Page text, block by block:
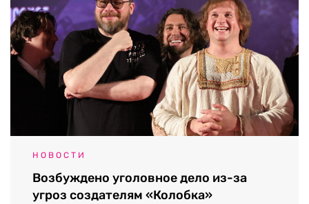
НОВОСТИ
Возбуждено уголовное дело из-за
угроз создателям «Колобка»